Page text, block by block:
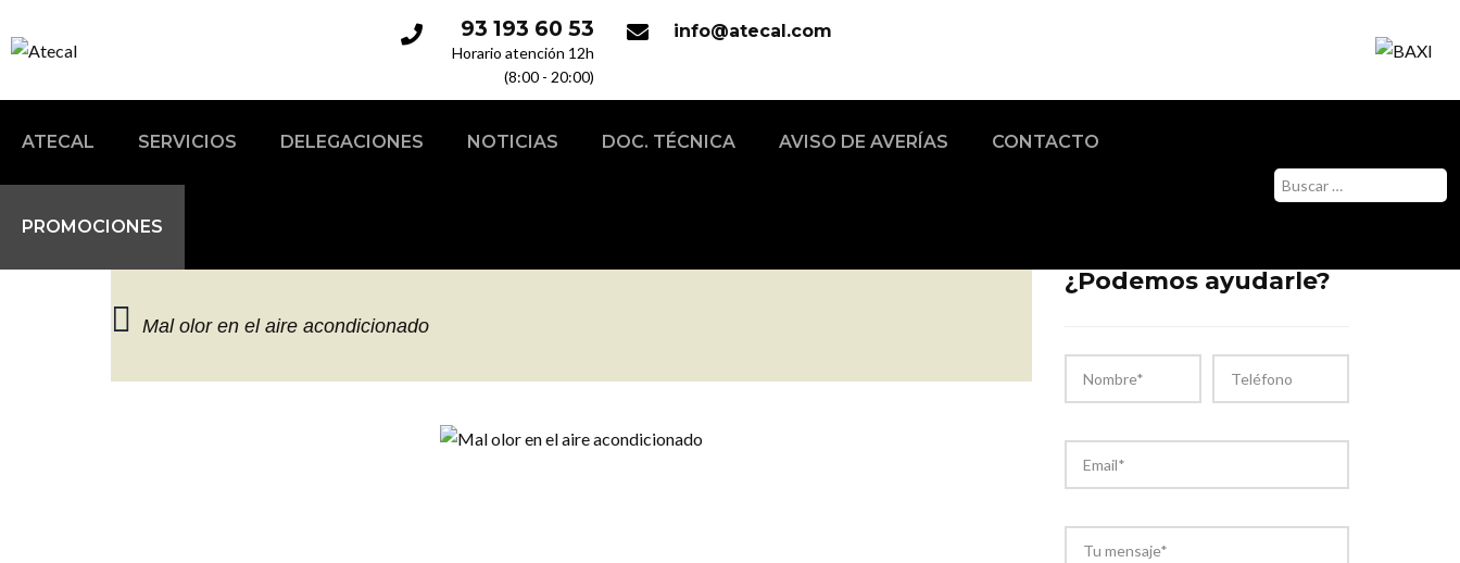
93 193 60 53
Horario atención 12h
(8:00 - 20:00)
info@atecal.com
ATECAL SERVICIOS DELEGACIONES NOTICIAS DOC. TÉCNICA AVISO DE AVERÍAS CONTACTO
PROMOCIONES
Mal olor en el aire acondicionado
¿Podemos ayudarle?